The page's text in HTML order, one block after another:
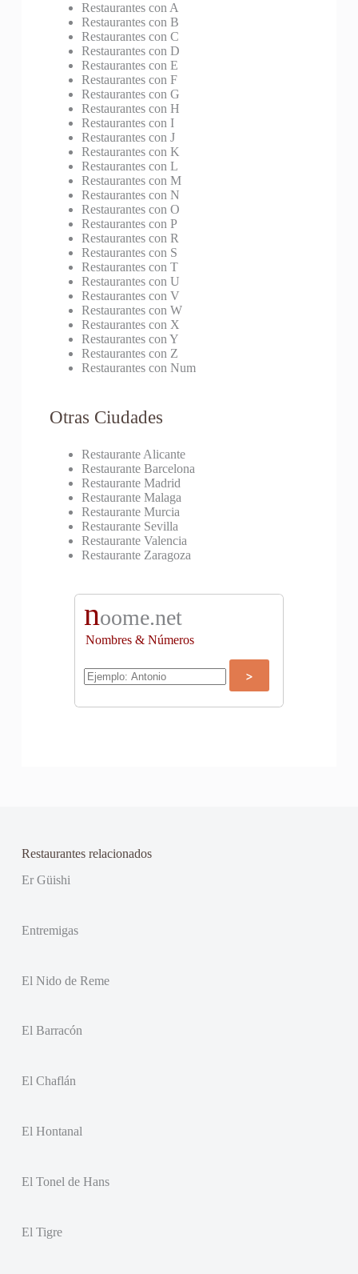
Restaurantes con A
Restaurantes con B
Restaurantes con C
Restaurantes con D
Restaurantes con E
Restaurantes con F
Restaurantes con G
Restaurantes con H
Restaurantes con I
Restaurantes con J
Restaurantes con K
Restaurantes con L
Restaurantes con M
Restaurantes con N
Restaurantes con O
Restaurantes con P
Restaurantes con R
Restaurantes con S
Restaurantes con T
Restaurantes con U
Restaurantes con V
Restaurantes con W
Restaurantes con X
Restaurantes con Y
Restaurantes con Z
Restaurantes con Num
Otras Ciudades
Restaurante Alicante
Restaurante Barcelona
Restaurante Madrid
Restaurante Malaga
Restaurante Murcia
Restaurante Sevilla
Restaurante Valencia
Restaurante Zaragoza
noome.net
Nombres & Números
Restaurantes relacionados
Er Güishi
Entremigas
El Nido de Reme
El Barracón
El Chaflán
El Hontanal
El Tonel de Hans
El Tigre